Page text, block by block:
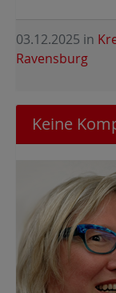
03.12.2025 in
Ravensburg
Keine